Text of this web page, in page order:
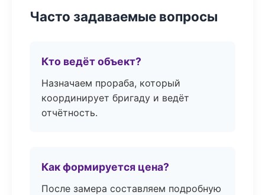
Часто задаваемые вопросы
Кто ведёт объект?
Назначаем прораба, который
координирует бригаду и ведёт
отчётность.
Как формируется цена?
После замера составляем подробную